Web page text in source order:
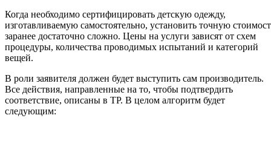
Когда необходимо сертифицировать детскую одежду,
изготавливаемую самостоятельно, установить точную
заранее достаточно сложно. Цены на услуги зависят от схем
процедуры, количества проводимых испытаний и категорий
вещей.
В роли заявителя должен будет выступить сам производитель.
Все действия, направленные на то, чтобы подтвердить
соответствие, описаны в ТР. В целом алгоритм будет
следующим: